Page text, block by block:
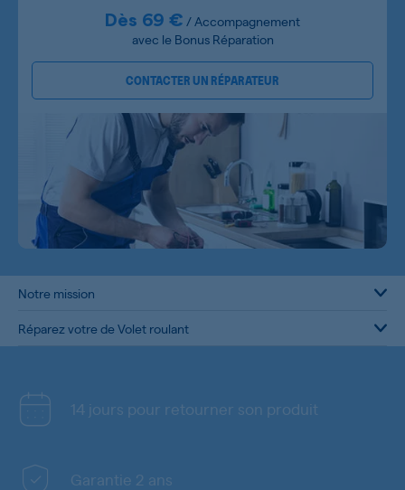
Dès 69 € / Accompagnement
avec le Bonus Réparation
CONTACTER UN RÉPARATEUR
Notre mission
Réparez votre de Volet roulant
14 jours pour retourner son produit
Garantie 2 ans